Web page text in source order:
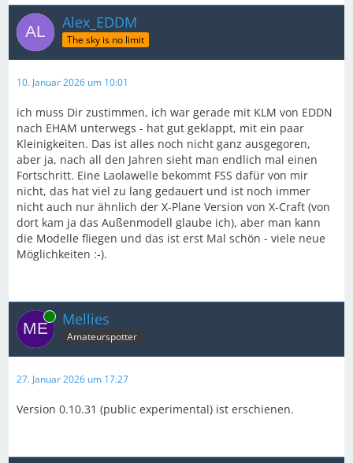
Alex_EDDM
The sky is no limit
10. Januar 2026 um 10:01
ich muss Dir zustimmen, ich war gerade mit KLM von EDDN
nach EHAM unterwegs - hat gut geklappt, mit ein paar
Kleinigkeiten. Das ist alles noch nicht ganz ausgegoren,
aber ja, nach all den Jahren sieht man endlich mal einen
Fortschritt. Eine Laolawelle bekommt FSS dafür von mir
nicht, das hat viel zu lang gedauert und ist noch immer
nicht auch nur ähnlich der X-Plane Version von X-Craft (von
dort kam ja das Außenmodell glaube ich), aber man kann
die Modelle fliegen und das ist erst Mal schön - viele neue
Möglichkeiten :-).
Online Mellies
Amateurspotter
27. Januar 2026 um 17:27
Version 0.10.31 (public experimental) ist erschienen.